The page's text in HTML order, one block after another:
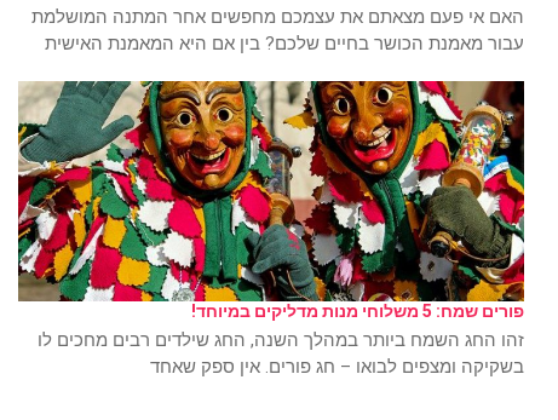
האם אי פעם מצאתם את עצמכם מחפשים אחר המתנה המושלמת
עבור מאמנת הכושר בחיים שלכם? בין אם היא המאמנת האישית
פורים שמח: 5 משלוחי מנות מדליקים במיוחד!
זהו החג השמח ביותר במהלך השנה, החג שילדים רבים מחכים לו
בשקיקה ומצפים לבואו – חג פורים. אין ספק שאחד